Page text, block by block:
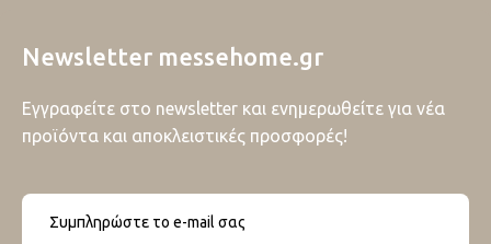
Newsletter messehome.gr
Εγγραφείτε στο newsletter και ενημερωθείτε για νέα
προϊόντα και αποκλειστικές προσφορές!